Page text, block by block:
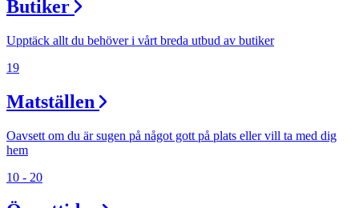
Presentkort
Butiker
Upptäck allt du behöver i vårt breda utbud av butiker
19
Matställen
Oavsett om du är sugen på något gott på plats eller vill ta med dig
hem
10 - 20